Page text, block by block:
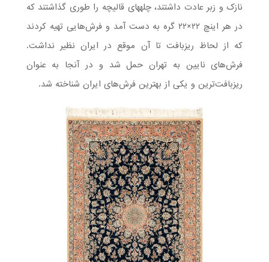
نازک و زبر عادت داشتند، چله­های قالیچه را طوری گذاشتند که
در هر اینچ ۲۲×۲۲ گره به دست آمد و فرش‌هایی تهیه کردند
که از لحاظ ریزبافت تا آن موقع در ایران نظیر نداشت.
فرش‌های نایین به تهران حمل شد و در آنجا به عنوان
ریزبافت‌ترین و یکی از بهترین فرش‌های ایران شناخته شد.